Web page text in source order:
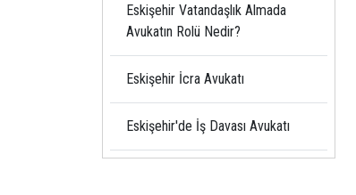
Eskişehir Vatandaşlık Almada
Avukatın Rolü Nedir?
Eskişehir İcra Avukatı
Eskişehir'de İş Davası Avukatı